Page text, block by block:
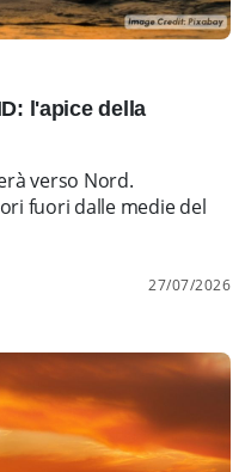
l'apice della
verso Nord.
fuori dalle medie del
27/07/2026